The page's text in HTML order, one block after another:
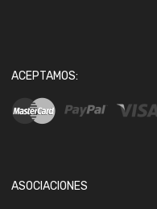
ACEPTAMOS:
ASOCIACIONES